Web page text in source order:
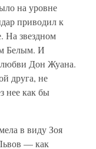
на уровне
приводил к
На звездном
Белым. И
Дон Жуана.
друга, не
нее как бы
в виду Зоя
— как